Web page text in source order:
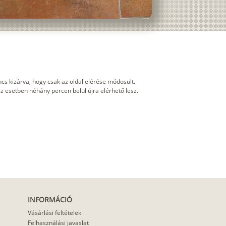
kizárva, hogy csak az oldal elérése módosult.
esetben néhány percen belül újra elérhető lesz.
INFORMÁCIÓ
Vásárlási feltételek
Felhasználási javaslat